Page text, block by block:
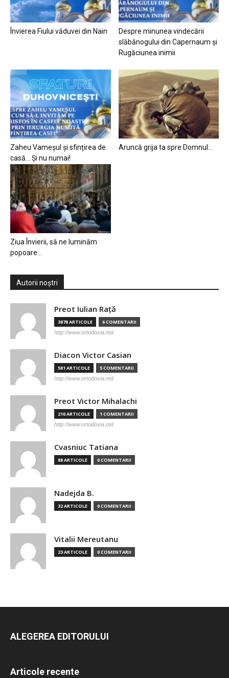
Învierea Fiului văduvei din Nain
Despre minunea vindecării
slăbănogului din Capernaum și
Rugăciunea inimii
Zaheu Vameșul și sfințirea de
casă… Și nu numai!
Aruncă grija ta spre Domnul…
Ziua Învierii, să ne luminăm
popoare…
Autorii noștri
Preot Iulian Raţă
3878 ARTICOLE 6 COMENTARII
http://www.ortodoxia.md
Diacon Victor Casian
581 ARTICOLE 5 COMENTARII
http://www.ortodoxia.md
Preot Victor Mihalachi
210 ARTICOLE 1 COMENTARII
http://www.ortodoxia.md
Cvasniuc Tatiana
88 ARTICOLE 0 COMENTARII
Nadejda B.
32 ARTICOLE 0 COMENTARII
Vitalii Mereutanu
23 ARTICOLE 0 COMENTARII
ALEGEREA EDITORULUI
Articole recente